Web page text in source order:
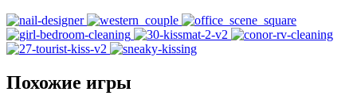
Похожие игры